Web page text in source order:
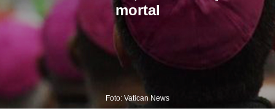
mortal
Foto: Vatican News